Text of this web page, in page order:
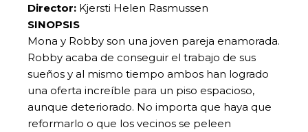
Director: Kjersti Helen Rasmussen
SINOPSIS
Mona y Robby son una joven pareja enamorada.
Robby acaba de conseguir el trabajo de sus
sueños y al mismo tiempo ambos han logrado
una oferta increíble para un piso espacioso,
aunque deteriorado. No importa que haya que
reformarlo o que los vecinos se peleen